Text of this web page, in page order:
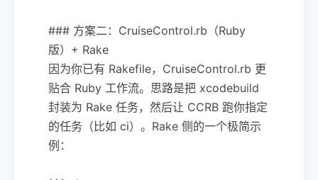
### 方案二：CruiseControl.rb（Ruby
版）+ Rake
因为你已有 Rakefile，CruiseControl.rb 更
贴合 Ruby 工作流。思路是把 xcodebuild
封装为 Rake 任务，然后让 CCRB 跑你指定
的任务（比如 ci）。Rake 侧的一个极简示
例：